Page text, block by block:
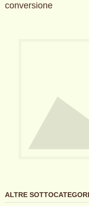
conversione
ALTRE